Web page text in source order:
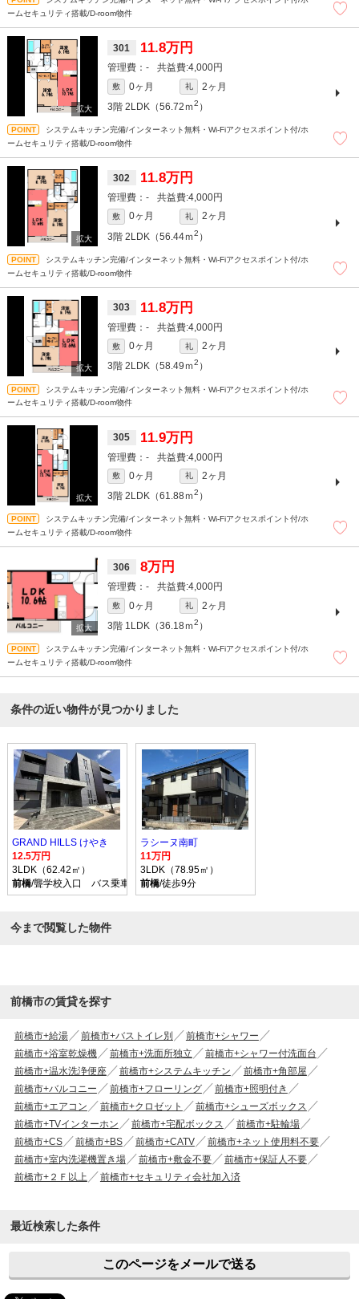
ームセキュリティ搭載/D-room物件
301 11.8万円
- 4,000円
敷 0ヶ月 礼
2ヶ月
3階 2LDK（56.72ｍ2 ）
システムキッチン完備/インターネット無料・Wi-Fiアクセスポイント付/ホ
ームセキュリティ搭載/D-room物件
302 11.8万円
- 4,000円
敷 0ヶ月 礼
2ヶ月
3階 2LDK（56.44ｍ2 ）
システムキッチン完備/インターネット無料・Wi-Fiアクセスポイント付/ホ
ームセキュリティ搭載/D-room物件
303 11.8万円
- 4,000円
敷 0ヶ月 礼
2ヶ月
3階 2LDK（58.49ｍ2 ）
システムキッチン完備/インターネット無料・Wi-Fiアクセスポイント付/ホ
ームセキュリティ搭載/D-room物件
305 11.9万円
- 4,000円
敷 0ヶ月 礼
2ヶ月
3階 2LDK（61.88ｍ2 ）
システムキッチン完備/インターネット無料・Wi-Fiアクセスポイント付/ホ
ームセキュリティ搭載/D-room物件
306 8万円
- 4,000円
敷 0ヶ月 礼
2ヶ月
3階 1LDK（36.18ｍ2 ）
システムキッチン完備/インターネット無料・Wi-Fiアクセスポイント付/ホ
ームセキュリティ搭載/D-room物件
条件の近い物件が見つかりました
GRAND HILLS けやき
12.5万円
3LDK（62.42㎡）
前橋/聾学校入口 バス乗車時間10分 停歩1分
ラシーヌ南町
11万円
3LDK（78.95㎡）
前橋/徒歩9分
今まで閲覧した物件
前橋市の賃貸を探す
前橋市+給湯 前橋市+バストイレ別
前橋市+シャワー
前橋市+浴室乾燥機
前橋市+洗面所独立
前橋市+シャワー付洗面台
前橋市+温水洗浄便座
前橋市+システムキッチン
前橋市+角部屋
前橋市+バルコニー
前橋市+フローリング
前橋市+照明付き
前橋市+エアコン
前橋市+クロゼット
前橋市+シューズボックス
前橋市+TVインターホン
前橋市+宅配ボックス
前橋市+駐輪場
前橋市+CS
前橋市+BS 前橋市+CATV
前橋市+ネット使用料不要
前橋市+室内洗濯機置き場
前橋市+敷金不要
前橋市+保証人不要
前橋市+２Ｆ以上
前橋市+セキュリティ会社加入済
最近検索した条件
このページをメールで送る